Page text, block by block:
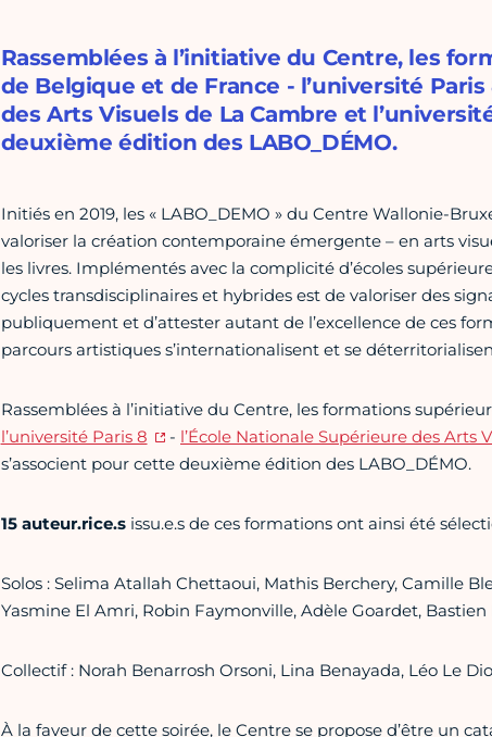
Rassemblées à l’initiative du Centre, les
de Belgique et de France - l’université
des Arts Visuels de La Cambre et
deuxième édition des LABO_DÉMO.
Initiés en 2019, les « LABO_DEMO » du Centre Wallonie-
valoriser la création contemporaine émergente – en arts
les livres. Implémentés avec la complicité d’écoles
cycles transdisciplinaires et hybrides est de valoriser des
publiquement et d’attester autant de l’excellence de ces
parcours artistiques s’internationalisent et se
Rassemblées à l’initiative du Centre, les formations
l’université Paris 8
- l’École Nationale Supérieure des Arts
s’associent pour cette deuxième édition des LABO_DÉMO.
15 auteur.rice.sissu.e.s de ces formations ont ainsi été
Solos : Selima Atallah Chettaoui, Mathis Berchery, Camille
Yasmine El Amri, Robin Faymonville, Adèle Goardet,
Collectif : Norah Benarrosh Orsoni, Lina Benayada, Léo Le
À la faveur de cette soirée, le Centre se propose d’être un